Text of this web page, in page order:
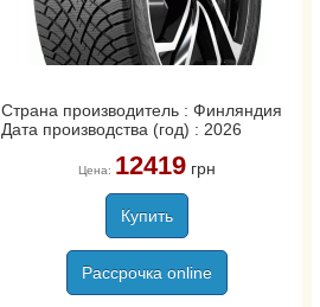
Страна производитель : Финляндия
Дата производства (год) : 2026
Цена: 12419грн
Купить
Рассрочка online